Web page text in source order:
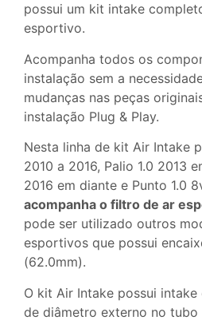
possui um kit intake
esportivo.
Acompanha todos os
instalação sem a
mudanças nas peças
instalação Plug & Play.
Nesta linha de kit Air Intake
2010 a 2016, Palio 1.0 2013
2016 em diante e Punto 1.0
acompanha o filtro de ar
pode ser utilizado outros
esportivos que possui
(62.0mm).
O kit Air Intake possui intake
de diâmetro externo no tubo